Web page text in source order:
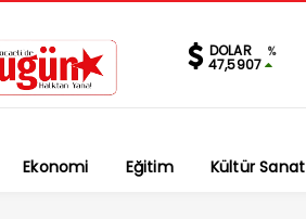
DOLAR %
47,5907
Ekonomi Eğitim Kültür Sanat